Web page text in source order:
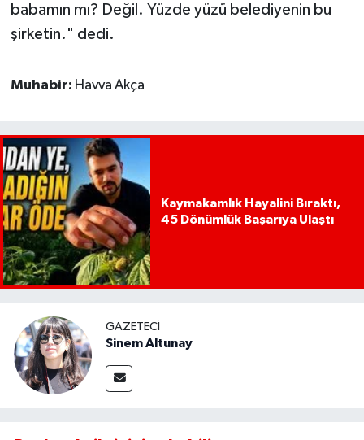
babamın mı? Değil. Yüzde yüzü belediyenin bu
şirketin." dedi.
Muhabir: Havva Akça
Kaymakamlık Hayalini Bıraktı,
45 Dönümlük Başarıya Ulaştı
GAZETECI
Sinem Altunay